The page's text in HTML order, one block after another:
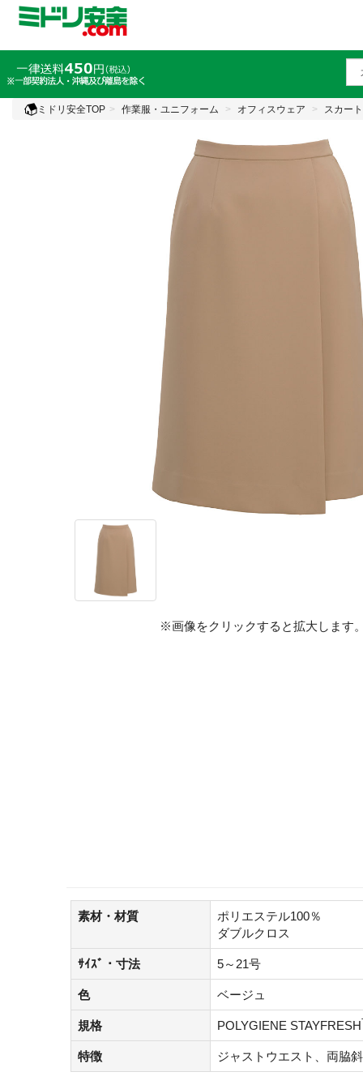
ミドリ安全TOP 作業服・ユニフォーム オフィスウェア スカート
※画像をクリックすると拡大します
素材・材質
ポリエステル100％
ダブルクロス
ｻｲｽﾞ・寸法 5～21号
色 ベージュ
規格 POLYGIENE STAYFRESH
特徴 ジャストウエスト、両脇